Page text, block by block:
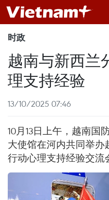
时政
越南与新西兰
理支持经验
13/10/2025 07:46
10月13日上午，越南国
大使馆在河内共同举办
行动心理支持经验交流